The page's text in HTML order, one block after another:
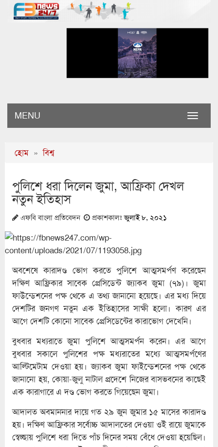
Toggle
MENU
হোম » বিশ্ব
পুলিশে ধরা দিলেন জুমা, আফ্রিকা দেখল
নতুন ইতিহাস
এফবি বাংলা প্রতিবেদন প্রকাশকালঃজুলাই ৮, ২০২১
অবশেষে কারাদণ্ড ভোগ করতে পুলিশে আত্মসমর্পণ করেছেন
দক্ষিণ আফ্রিকার সাবেক প্রেসিডেন্ট জ্যাকব জুমা (৭৯)। জুমা
ফাউন্ডেশনের পক্ষ থেকে এ তথ্য জানানো হয়েছে। এর মধ্য দিয়ে
দেশটির জনগণ নতুন এক ইতিহাসের সাক্ষী হলো। কারণ এর
আগে দেশটি কোনো সাবেক প্রেসিডেন্টের কারাভোগ দেখেনি।
বুধবার মধ্যরাতে জুমা পুলিশে আত্মসমর্পন করেন। এর আগে
বুধবার সকালে পুলিশের পক্ষ মধ্যরাতের মধ্যে আত্মসমর্পণের
আল্টিমেটাম দেওয়া হয়। জ্যাকব জুমা ফাইন্ডেশনের পক্ষ থেকে
জানানো হয়, কোয়া-জুলু নাটাল প্রদেশে নিজের বাসভবনের কাছেই
এক কারাগারে এ দণ্ড ভোগ করতে গিয়েছেন জুমা।
আদালত অবমাননার দায়ে গত ২৯ জুন জুমার ১৫ মাসের কারাদণ্ড
হয়। দক্ষিণ আফ্রিকার সর্বোচ্চ আদালতের দেওয়া ওই রায়ে জুমাকে
স্বেচ্ছায় পুলিশে ধরা দিতে পাঁচ দিনের সময় বেঁধে দেওয়া হয়েছিল।